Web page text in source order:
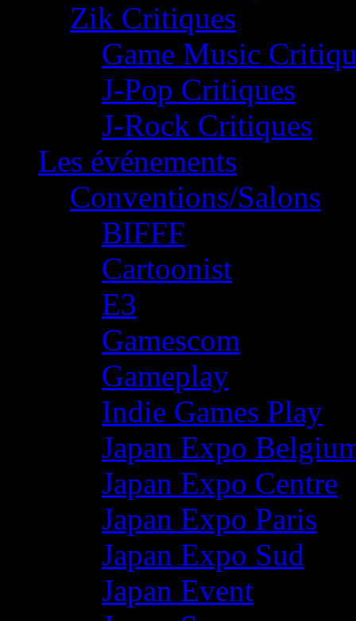
Zik Critiques
Game Music
J-Pop Critiques
J-Rock Critiques
Les événements
Conventions/Salons
BIFFF
Cartoonist
E3
Gamescom
Gameplay
Indie Games Play
Japan Expo
Japan Expo Centre
Japan Expo Paris
Japan Expo Sud
Japan Event